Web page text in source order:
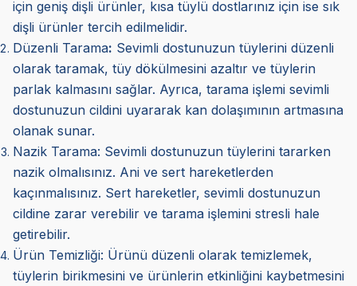
için geniş dişli ürünler, kısa tüylü dostlarınız için ise sık
dişli ürünler tercih edilmelidir.
Düzenli Tarama: Sevimli dostunuzun tüylerini düzenli
olarak taramak, tüy dökülmesini azaltır ve tüylerin
parlak kalmasını sağlar. Ayrıca, tarama işlemi sevimli
dostunuzun cildini uyararak kan dolaşımının artmasına
olanak sunar.
Nazik Tarama: Sevimli dostunuzun tüylerini tararken
nazik olmalısınız. Ani ve sert hareketlerden
kaçınmalısınız. Sert hareketler, sevimli dostunuzun
cildine zarar verebilir ve tarama işlemini stresli hale
getirebilir.
Ürün Temizliği: Ürünü düzenli olarak temizlemek,
tüylerin birikmesini ve ürünlerin etkinliğini kaybetmesini